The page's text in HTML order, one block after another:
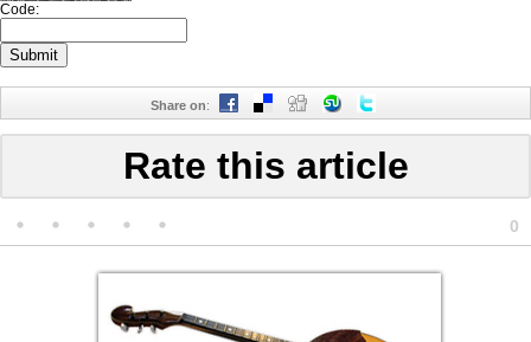
Code:
Share on:
Rate this article
0